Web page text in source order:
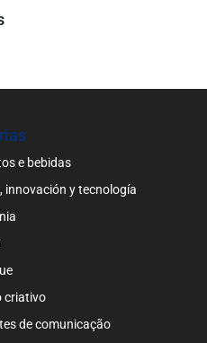
e bebidas
innovación y tecnología
criativo
de comunicação